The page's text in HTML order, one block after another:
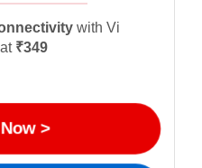
with Vi
₹349
>